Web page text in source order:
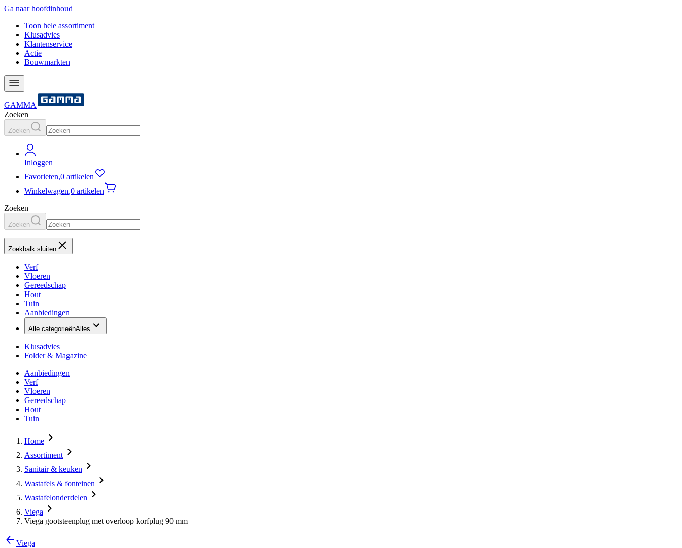
Ga naar hoofdinhoud
Toon hele assortiment
Klusadvies
Klantenservice
Actie
Bouwmarkten
GAMMA
Zoeken
Zoeken
Inloggen
Favorieten,0 artikelen
Winkelwagen,0 artikelen
Zoeken
Zoeken
Zoekbalk sluiten
Verf
Vloeren
Gereedschap
Hout
Tuin
Aanbiedingen
Alle categorieënAlles
Klusadvies
Folder & Magazine
Aanbiedingen
Verf
Vloeren
Gereedschap
Hout
Tuin
Home
Assortiment
Sanitair & keuken
Wastafels & fonteinen
Wastafelonderdelen
Viega
Viega gootsteenplug met overloop korfplug 90 mm
Viega